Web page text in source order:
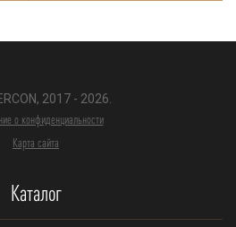
2017 - 2026.
о конфиденциальности
Карта сайта
Каталог